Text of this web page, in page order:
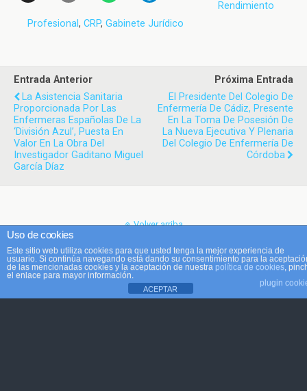
Rendimiento
Profesional, CRP, Gabinete Jurídico
Entrada Anterior
La Asistencia Sanitaria
Proporcionada Por Las
Enfermeras Españolas De La
‘División Azul’, Puesta En
Valor En La Obra Del
Investigador Gaditano Miguel
García Díaz
Próxima Entrada
El Presidente Del Colegio De
Enfermería De Cádiz, Presente
En La Toma De Posesión De
La Nueva Ejecutiva Y Plenaria
Del Colegio De Enfermería De
Córdoba
Volver arriba
Móvil Escritorio
Uso de cookies
Este sitio web utiliza cookies para que usted tenga la mejor experiencia de
usuario. Si continúa navegando está dando su consentimiento para la
de las mencionadas cookies y la aceptación de nuestra política de cookies,
el enlace para mayor información.
plugin
ACEPTAR